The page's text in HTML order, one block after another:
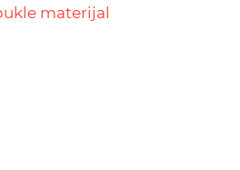
materijal